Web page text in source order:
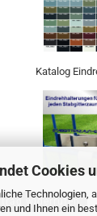
Cookies
und Ihnen ein
Katalog
widerrufen